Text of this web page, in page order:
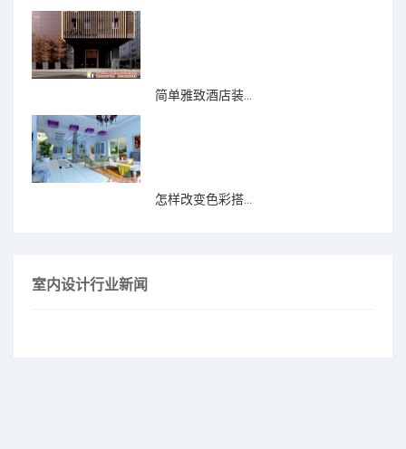
简单雅致酒店装...
怎样改变色彩搭...
室内设计行业新闻